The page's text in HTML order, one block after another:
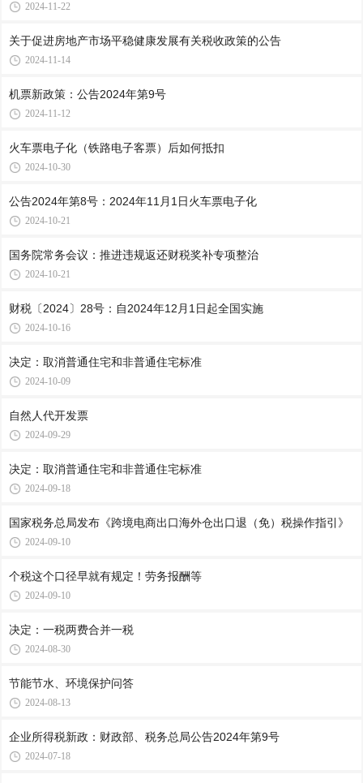
2024-11-22
关于促进房地产市场平稳健康发展有关税收政策的公告
2024-11-14
机票新政策：公告2024年第9号
2024-11-12
火车票电子化（铁路电子客票）后如何抵扣
2024-10-30
公告2024年第8号：2024年11月1日火车票电子化
2024-10-21
国务院常务会议：推进违规返还财税奖补专项整治
2024-10-21
财税〔2024〕28号：自2024年12月1日起全国实施
2024-10-16
决定：取消普通住宅和非普通住宅标准
2024-10-09
自然人代开发票
2024-09-29
决定：取消普通住宅和非普通住宅标准
2024-09-18
国家税务总局发布《跨境电商出口海外仓出口退（免）税操作指引》
2024-09-10
个税这个口径早就有规定！劳务报酬等
2024-09-10
决定：一税两费合并一税
2024-08-30
节能节水、环境保护问答
2024-08-13
企业所得税新政：财政部、税务总局公告2024年第9号
2024-07-18